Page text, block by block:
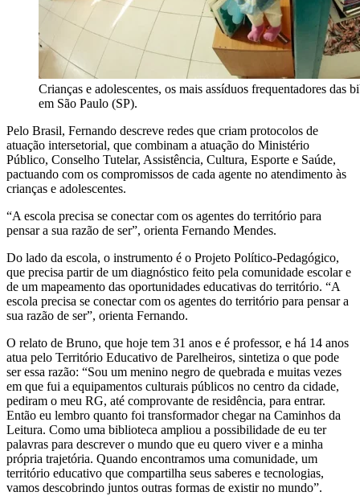
Crianças e adolescentes, os mais assíduos frequentadores das
em São Paulo (SP).
Pelo Brasil, Fernando descreve redes que criam protocolos de
atuação intersetorial, que combinam a atuação do Ministério
Público, Conselho Tutelar, Assistência, Cultura, Esporte e Saúde,
pactuando com os compromissos de cada agente no atendimento às
crianças e adolescentes.
“A escola precisa se conectar com os agentes do território para
pensar a sua razão de ser”, orienta Fernando Mendes.
Do lado da escola, o instrumento é o Projeto Político-Pedagógico,
que precisa partir de um diagnóstico feito pela comunidade escolar e
de um mapeamento das oportunidades educativas do território. “A
escola precisa se conectar com os agentes do território para pensar a
sua razão de ser”, orienta Fernando.
O relato de Bruno, que hoje tem 31 anos e é professor, e há 14 anos
atua pelo Território Educativo de Parelheiros, sintetiza o que pode
ser essa razão: “Sou um menino negro de quebrada e muitas vezes
em que fui a equipamentos culturais públicos no centro da cidade,
pediram o meu RG, até comprovante de residência, para entrar.
Então eu lembro quanto foi transformador chegar na Caminhos da
Leitura. Como uma biblioteca ampliou a possibilidade de eu ter
palavras para descrever o mundo que eu quero viver e a minha
própria trajetória. Quando encontramos uma comunidade, um
território educativo que compartilha seus saberes e tecnologias,
vamos descobrindo juntos outras formas de existir no mundo”.